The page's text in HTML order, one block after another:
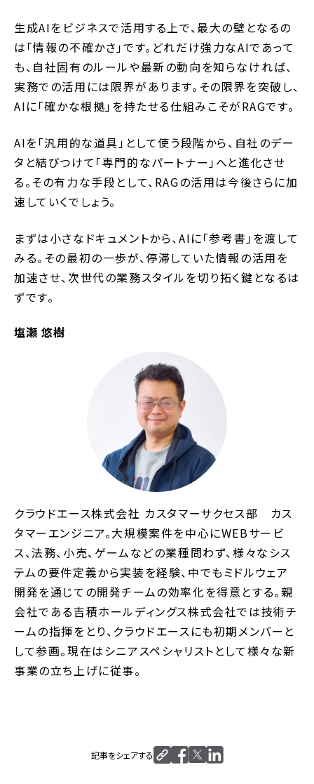
生成AIをビジネスで活用する上で、最大の壁となるの
は「情報の不確かさ」です。どれだけ強力なAIであって
も、自社固有のルールや最新の動向を知らなければ、
実務での活用には限界があります。その限界を突破し、
AIに「確かな根拠」を持たせる仕組みこそがRAGです。
AIを「汎用的な道具」として使う段階から、自社のデー
タと結びつけて「専門的なパートナー」へと進化させ
る。その有力な手段として、RAGの活用は今後さらに加
速していくでしょう。
まずは小さなドキュメントから、AIに「参考書」を渡して
みる。その最初の一歩が、停滞していた情報の活用を
加速させ、次世代の業務スタイルを切り拓く鍵となるは
ずです。
塩瀬 悠樹
クラウドエース株式会社 カスタマーサクセス部 カス
タマーエンジニア。大規模案件を中心にWEBサービ
ス、法務、小売、ゲームなどの業種問わず、様々なシス
テムの要件定義から実装を経験、中でもミドルウェア
開発を通じての開発チームの効率化を得意とする。親
会社である吉積ホールディングス株式会社では技術チ
ームの指揮をとり、クラウドエースにも初期メンバーと
して参画。現在はシニアスペシャリストとして様々な新
事業の立ち上げに従事。
記事をシェアする